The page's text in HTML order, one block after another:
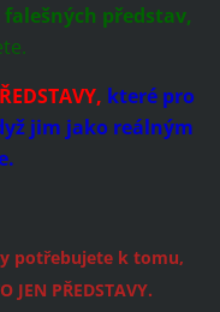
představ,
které pro
jim jako reálným
potřebujete k tomu,
PŘEDSTAVY.